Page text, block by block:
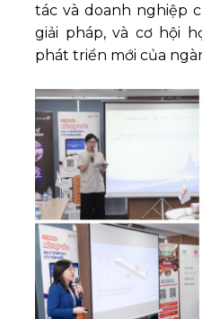
tác và doanh nghiệp
giải pháp, và cơ hội
phát triển mới của